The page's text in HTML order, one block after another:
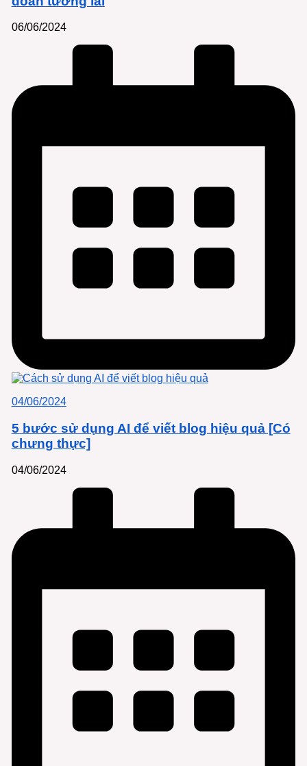
06/06/2024
04/06/2024
5 bước sử dụng AI để viết blog hiệu quả [Có
chưng thực]
04/06/2024